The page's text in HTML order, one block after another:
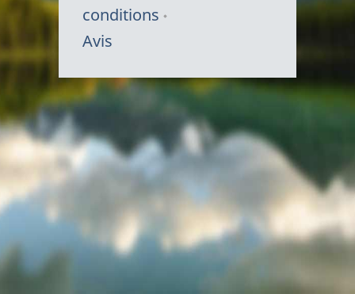
conditions
Avis
Symbole
du